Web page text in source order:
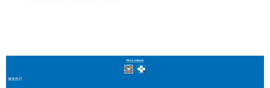
康复医疗